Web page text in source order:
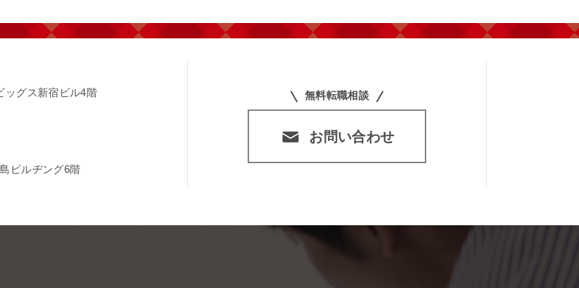
ッグス新宿ビル4階
ビルヂング6階
無料転職相談
お問い合わせ